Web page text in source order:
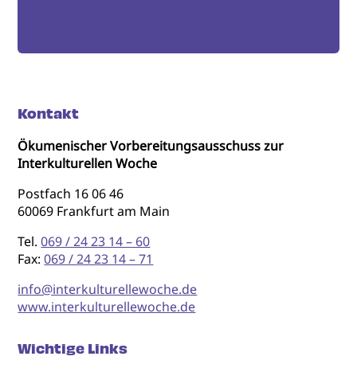
Kontakt
Ökumenischer Vorbereitungsausschuss zur
Interkulturellen Woche
Postfach 16 06 46
60069 Frankfurt am Main
Tel.069 / 24 23 14 – 60
Fax:069 / 24 23 14 – 71
info@interkulturellewoche.de
www.interkulturellewoche.de
Wichtige Links